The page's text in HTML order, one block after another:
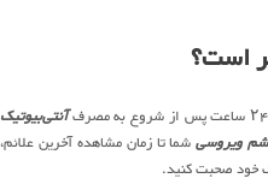
است؟
آنتی‌بیوتیک
ویروسیشما تا زمان مشاهده آخرین علائم،
خود صحبت کنید.